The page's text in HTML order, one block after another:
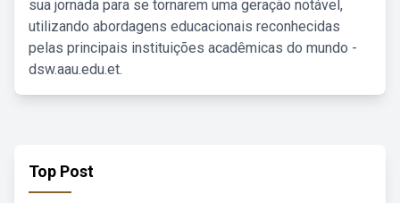
sua jornada para se tornarem uma geração notável,
utilizando abordagens educacionais reconhecidas
pelas principais instituições acadêmicas do mundo -
dsw.aau.edu.et.
Top Post